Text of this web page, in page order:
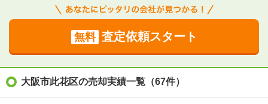
無料 査定依頼スタート
大阪市此花区の売却実績一覧（67件）